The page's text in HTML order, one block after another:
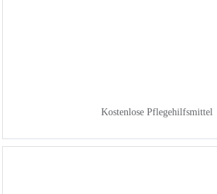
Kostenlose Pflegehilfsmittel